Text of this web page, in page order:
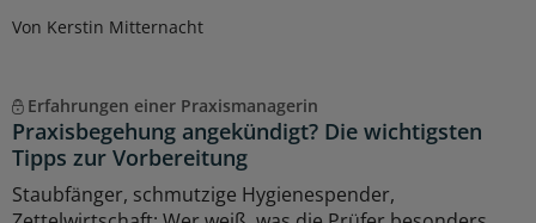
Von Kerstin Mitternacht
Erfahrungen einer Praxismanagerin
Praxisbegehung angekündigt? Die wichtigsten
Tipps zur Vorbereitung
Staubfänger, schmutzige Hygienespender,